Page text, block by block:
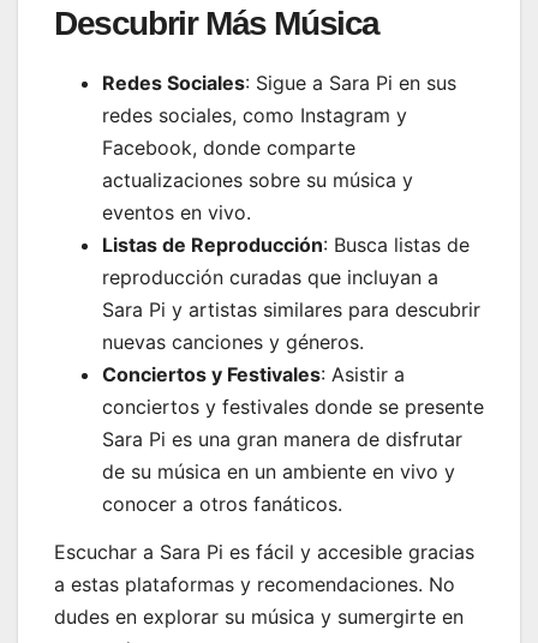
Descubrir Más Música
Redes Sociales: Sigue a Sara Pi en sus
redes sociales, como Instagram y
Facebook, donde comparte
actualizaciones sobre su música y
eventos en vivo.
Listas de Reproducción: Busca listas de
reproducción curadas que incluyan a
Sara Pi y artistas similares para descubrir
nuevas canciones y géneros.
Conciertos y Festivales: Asistir a
conciertos y festivales donde se presente
Sara Pi es una gran manera de disfrutar
de su música en un ambiente en vivo y
conocer a otros fanáticos.
Escuchar a Sara Pi es fácil y accesible gracias
a estas plataformas y recomendaciones. No
dudes en explorar su música y sumergirte en